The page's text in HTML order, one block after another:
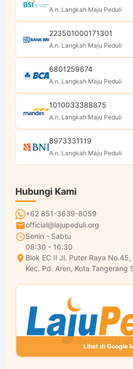
A.n. Langkah Maju Peduli
223501000171301
A.n. Langkah Maju Peduli
6801259674
A.n. Langkah Maju Peduli
1010033388875
A.n. Langkah Maju Peduli
8973331119
A.n. Langkah Maju Peduli
Hubungi Kami
+62 851-3639-8059
official@lajupeduli.org
Senin - Sabtu
08:30 - 16:30
Blok EC II Jl. Puter Raya
Kec. Pd. Aren, Kota Tangerang
Lihat di Google